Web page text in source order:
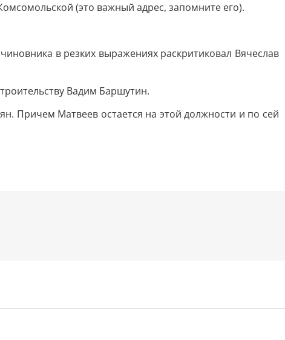
(это важный адрес, запомните его).
в резких выражениях раскритиковал Вячеслав
Вадим Баршутин.
Причем Матвеев остается на этой должности и по сей